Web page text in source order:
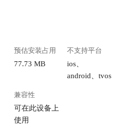
预估安装占用
77.73 MB
不支持平台
ios、
android、tvos
兼容性
可在此设备上
使用